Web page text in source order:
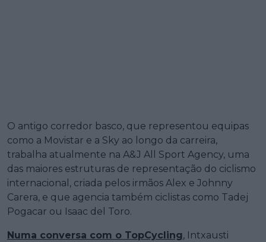
O antigo corredor basco, que representou equipas
como a Movistar e a Sky ao longo da carreira,
trabalha atualmente na A&J All Sport Agency, uma
das maiores estruturas de representação do ciclismo
internacional, criada pelos irmãos Alex e Johnny
Carera, e que agencia também ciclistas como Tadej
Pogacar ou Isaac del Toro.
Numa conversa com o TopCycling, Intxausti